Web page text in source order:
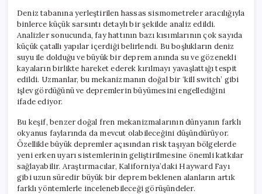
Deniz tabanına yerleştirilen hassas sismometreler aracılığıyla
binlerce küçük sarsıntı detaylı bir şekilde analiz edildi.
Analizler sonucunda, fay hattının bazı kısımlarının çok sayıda
küçük çatallı yapılar içerdiği belirlendi. Bu boşlukların deniz
suyu ile dolduğu ve büyük bir deprem anında su ve gözenekli
kayaların birlikte hareket ederek kırılmayı yavaşlattığı tespit
edildi. Uzmanlar, bu mekanizmanın doğal bir ‘kill switch’ gibi
işlev gördüğünü ve depremlerin büyümesini engellediğini
ifade ediyor.
Bu keşif, benzer doğal fren mekanizmalarının dünyanın farklı
okyanus faylarında da mevcut olabileceğini düşündürüyor.
Özellikle büyük depremler açısından risk taşıyan bölgelerde
yeni erken uyarı sistemlerinin geliştirilmesine önemli katkılar
sağlayabilir. Araştırmacılar, Kaliforniya’daki Hayward Fayı
gibi uzun süredir büyük bir deprem beklenen alanların artık
farklı yöntemlerle incelenebileceği görüşündeler.